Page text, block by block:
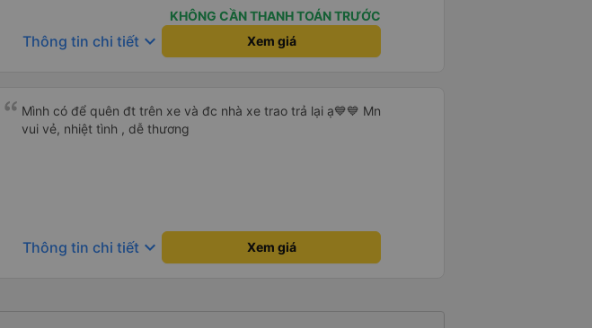
ngày càng phục vụ tốt và có nhiều khách hàng.
KHÔNG CẦN THANH TOÁN TRƯỚC
Thông tin chi tiết keyboard_arrow_down Xem giá
Mình có để quên đt trên xe và đc nhà xe trao trả lại ạ💙💙 Mn
vui vẻ, nhiệt tình , dễ thương
Thông tin chi tiết keyboard_arrow_down Xem giá